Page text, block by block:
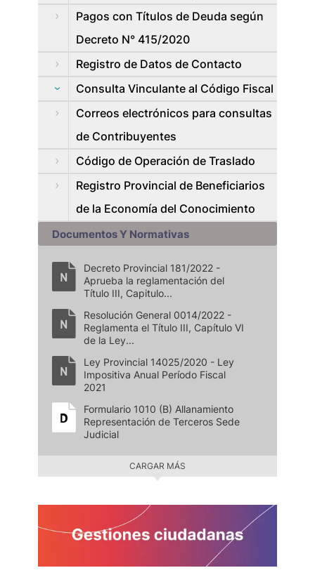
Pagos con Títulos de Deuda según
Decreto N° 415/2020
Registro de Datos de Contacto
Consulta Vinculante al Código Fiscal
Correos electrónicos para consultas
de Contribuyentes
Código de Operación de Traslado
Registro Provincial de Beneficiarios
de la Economía del Conocimiento
Documentos Y Normativas
Decreto Provincial 181/2022 -
Aprueba la reglamentación del
Título III, Capitulo...
Resolución General 0014/2022 -
Reglamenta el Título III, Capítulo VI
de la Ley...
Ley Provincial 14025/2020 - Ley
Impositiva Anual Período Fiscal
2021
Formulario 1010 (B) Allanamiento
Representación de Terceros Sede
Judicial
CARGAR MÁS